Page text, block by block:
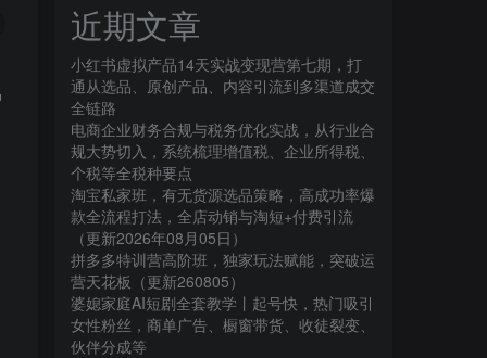
近期文章
小红书虚拟产品14天实战变现营第七期，打
通从选品、原创产品、内容引流到多渠道成交
全链路
电商企业财务合规与税务优化实战，从行业合
规大势切入，系统梳理增值税、企业所得税、
个税等全税种要点
淘宝私家班，有无货源选品策略，高成功率爆
款全流程打法，全店动销与淘短+付费引流
（更新2026年08月05日）
拼多多特训营高阶班，独家玩法赋能，突破运
营天花板（更新260805）
婆媳家庭AI短剧全套教学丨起号快，热门吸引
女性粉丝，商单广告、橱窗带货、收徒裂变、
伙伴分成等